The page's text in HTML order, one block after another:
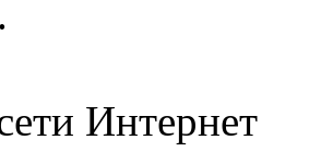
Интернет